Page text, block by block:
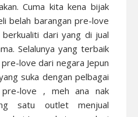
Cuma kita kena bijak
belah barangan pre-love
berkualiti dari yang di jual
Selalunya yang terbaik
love dari negara Jepun
suka dengan pelbagai
pre-love , meh ana nak
satu outlet menjual